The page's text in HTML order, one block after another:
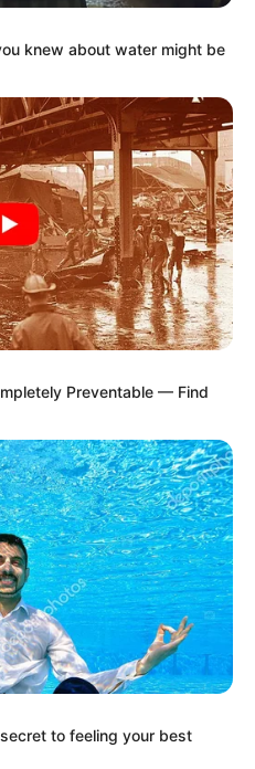
Gagal
Bikin
knew about water might be
Preventable — Find
to feeling your best